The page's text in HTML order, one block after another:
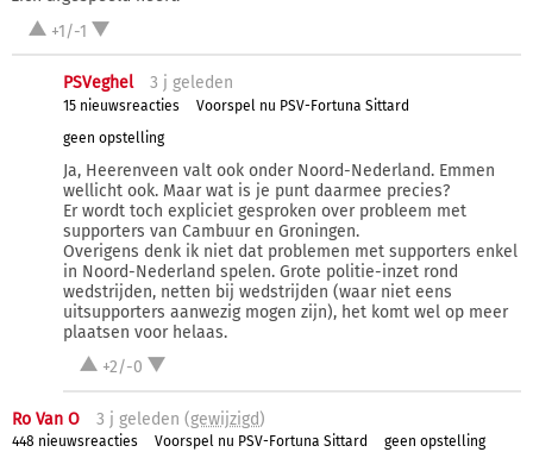
+1/-1
PSVeghel 3 j geleden
15 nieuwsreacties
Voorspel nu PSV-Fortuna Sittard
geen opstelling
Ja, Heerenveen valt ook onder Noord-Nederland. Emmen
wellicht ook. Maar wat is je punt daarmee precies?
Er wordt toch expliciet gesproken over probleem met
supporters van Cambuur en Groningen.
Overigens denk ik niet dat problemen met supporters enkel
in Noord-Nederland spelen. Grote politie-inzet rond
wedstrijden, netten bij wedstrijden (waar niet eens
uitsupporters aanwezig mogen zijn), het komt wel op meer
plaatsen voor helaas.
+2/-0
Ro Van O 3 j geleden (gewijzigd)
448 nieuwsreacties Voorspel nu PSV-Fortuna Sittard geen opstelling